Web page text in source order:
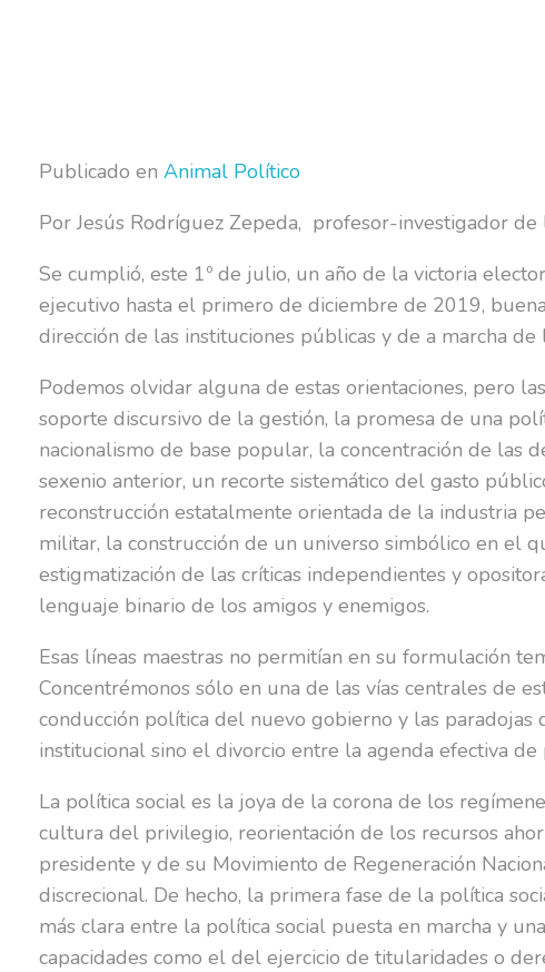
Publicado en Animal Político
Por Jesús Rodríguez Zepeda, profesor-investigador
Se cumplió, este 1º de julio, un año de la victoria
ejecutivo hasta el primero de diciembre de 2019,
dirección de las instituciones públicas y de a marcha
Podemos olvidar alguna de estas orientaciones, pero
soporte discursivo de la gestión, la promesa de una
nacionalismo de base popular, la concentración de
sexenio anterior, un recorte sistemático del gasto
reconstrucción estatalmente orientada de la industria
militar, la construcción de un universo simbólico en el
estigmatización de las críticas independientes y
lenguaje binario de los amigos y enemigos.
Esas líneas maestras no permitían en su formulación
Concentrémonos sólo en una de las vías centrales de
conducción política del nuevo gobierno y las
institucional sino el divorcio entre la agenda efectiva
La política social es la joya de la corona de los
cultura del privilegio, reorientación de los recursos
presidente y de su Movimiento de Regeneración
discrecional. De hecho, la primera fase de la política
más clara entre la política social puesta en marcha y
capacidades como el del ejercicio de titularidades o